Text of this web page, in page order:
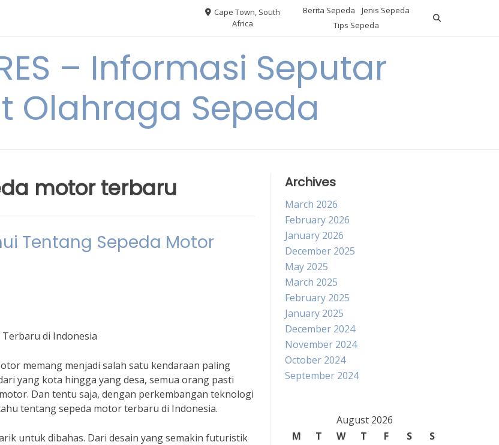
Cape Town, South
Africa
Berita Sepeda
Jenis Sepeda
Tips Sepeda
– Informasi Seputar
Olahraga Sepeda
motor terbaru
Tentang Sepeda Motor
di Indonesia
memang menjadi salah satu kendaraan paling
yang kota hingga yang desa, semua orang pasti
Dan tentu saja, dengan perkembangan teknologi
tentang sepeda motor terbaru di Indonesia.
untuk dibahas. Dari desain yang semakin futuristik
Archives
March 2026
February 2026
January 2026
December 2025
May 2025
March 2025
February 2025
January 2025
December 2024
November 2024
October 2024
September 2024
August 2026
M
T W T F S
S